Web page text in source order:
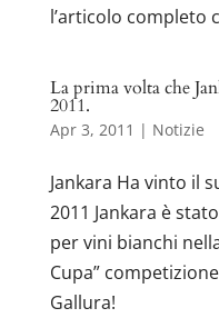
l’articolo completo
La prima volta che
2011.
Apr 3, 2011 | Notizie
Jankara Ha vinto il
2011 Jankara è
per vini bianchi
Cupa”
Gallura!